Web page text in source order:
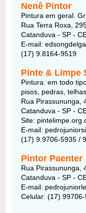
Nenê Pintor
Pintura em geral.
Rua Terra Roxa,
Catanduva - SP -
E-mail:
(17) 9.8164-9519
Pinte & Limpe
Pintura: em todo
pisos, pedras,
Rua Pirassununga,
Catanduva - SP -
Site:
E-mail:
(17) 9.9706-5935 /
Pintor Paenter
Rua Pirassununga,
Catanduva - SP -
E-mail:
Celular: (17)